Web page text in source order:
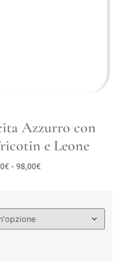
Azzurro con
e Leone
€ - 98,00€